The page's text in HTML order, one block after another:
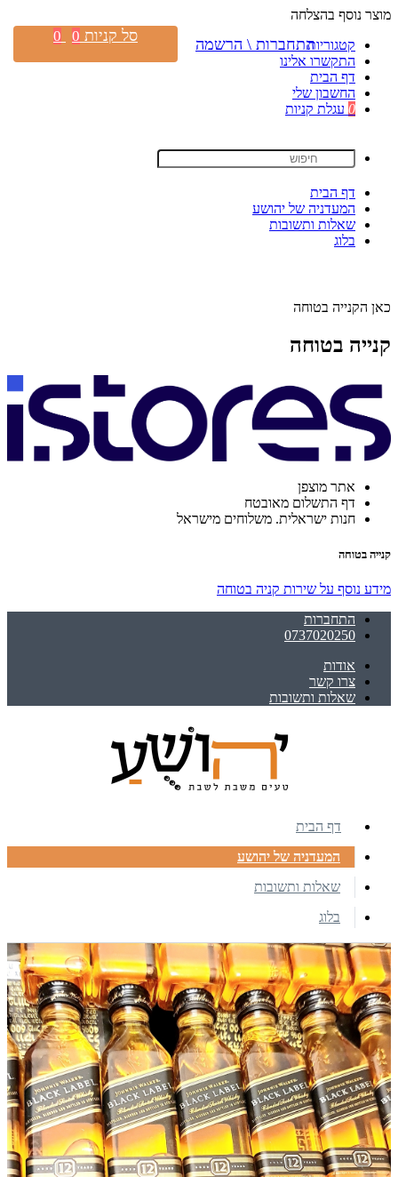
מוצר נוסף בהצלחה
קטגוריות
התקשרו אלינו
דף הבית
החשבון שלי
0 עגלת קניות
דף הבית
המעדניה של יהושע
שאלות ותשובות
בלוג
כאן הקנייה בטוחה
קנייה בטוחה
אתר מוצפן
דף התשלום מאובטח
חנות ישראלית. משלוחים מישראל
קנייה בטוחה
מידע נוסף על שירות קניה בטוחה
התחברות
0737020250
אודות
צרו קשר
שאלות ותשובות
התחברות \ הרשמה סל קניות 0
0
דף הבית
המעדניה של יהושע
שאלות ותשובות
בלוג